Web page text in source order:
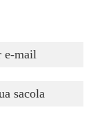
e-mail
sacola